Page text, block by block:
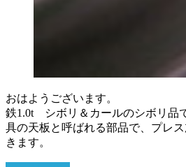
おはようございます。
鉄1.0t シボリ＆カールのシボリ品
具の天板と呼ばれる部品で、プレ
きます。